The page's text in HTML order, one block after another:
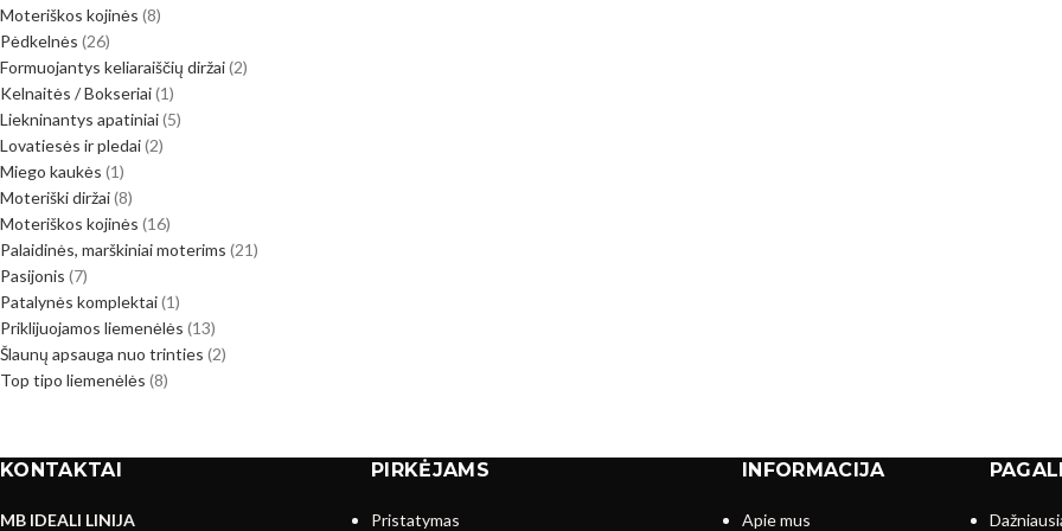
Moteriškos kojinės 8
Pėdkelnės 26
Formuojantys keliaraiščių diržai 2
Kelnaitės / Bokseriai 1
Liekninantys apatiniai 5
Lovatiesės ir pledai 2
Miego kaukės 1
Moteriški diržai 8
Moteriškos kojinės 16
Palaidinės, marškiniai moterims 21
Pasijonis 7
Patalynės komplektai 1
Priklijuojamos liemenėlės 13
Šlaunų apsauga nuo trinties 2
Top tipo liemenėlės 8
KONTAKTAI
MB IDEALI LINIJA
PIRKĖJAMS
Pristatymas
INFORMACIJA
Apie mus